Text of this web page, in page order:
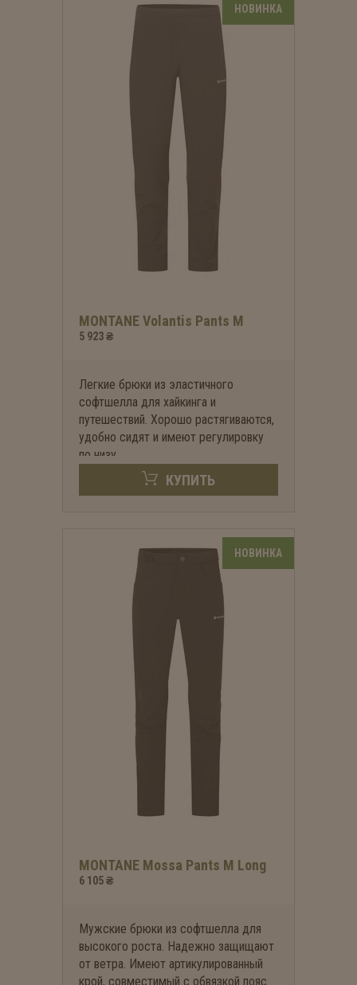
MONTANE Volantis Pants M
5 923 ₴
Легкие брюки из эластичного
софтшелла для хайкинга и
путешествий. Хорошо растягиваются,
удобно сидят и имеют регулировку
по низу.
КУПИТЬ
MONTANE Mossa Pants M Long
6 105 ₴
Мужские брюки из софтшелла для
высокого роста. Надежно защищают
от ветра. Имеют артикулированный
крой, совместимый с обвязкой пояс.